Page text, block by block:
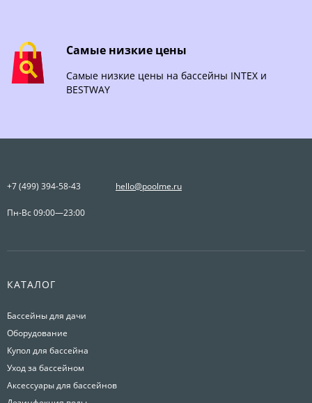
Самые низкие цены
Самые низкие цены на бассейны INTEX и
BESTWAY
+7 (499) 394-58-43 hello@poolme.ru
Пн-Вс 09:00—23:00
КАТАЛОГ
Бассейны для дачи
Оборудование
Купол для бассейна
Уход за бассейном
Аксессуары для бассейнов